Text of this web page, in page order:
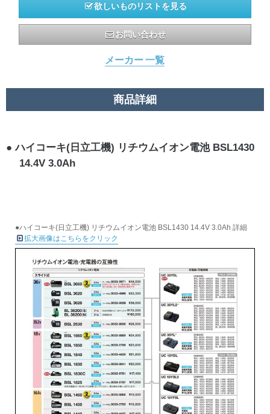
欲しいものリストを見る
お問い合わせ
メーカー 一覧
商品詳細
ハイコーキ(日立工機) リチウムイオン電池 BSL1430
14.4V 3.0Ah
●ハイコーキ(日立工機) リチウムイオン電池 BSL1430 14.4V 3.0Ah 詳細
拡大画像はこちらをクリック